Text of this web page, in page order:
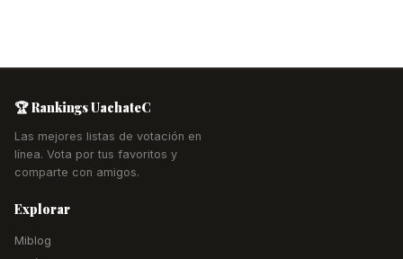
🏆 Rankings UachateC
Las mejores listas de votación en
línea. Vota por tus favoritos y
comparte con amigos.
Explorar
Miblog